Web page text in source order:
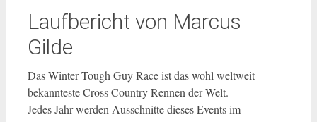
Laufbericht von Marcus
Gilde
Das Winter Tough Guy Race ist das wohl weltweit
bekannteste Cross Country Rennen der Welt.
Jedes Jahr werden Ausschnitte dieses Events im